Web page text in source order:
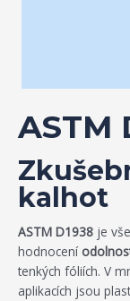
ASTM
kalhot
ASTM D1938 je
hodnocení
tenkých fóliích. V
aplikacích jsou